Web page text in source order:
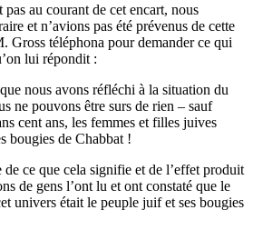
au courant de cet encart, nous
et n’avions pas été prévenus de cette
Gross téléphona pour demander ce qui
lui répondit :
nous avons réfléchi à la situation du
ne pouvons être surs de rien – sauf
cent ans, les femmes et filles juives
bougies de Chabbat !
ce que cela signifie et de l’effet produit
de gens l’ont lu et ont constaté que le
univers était le peuple juif et ses bougies